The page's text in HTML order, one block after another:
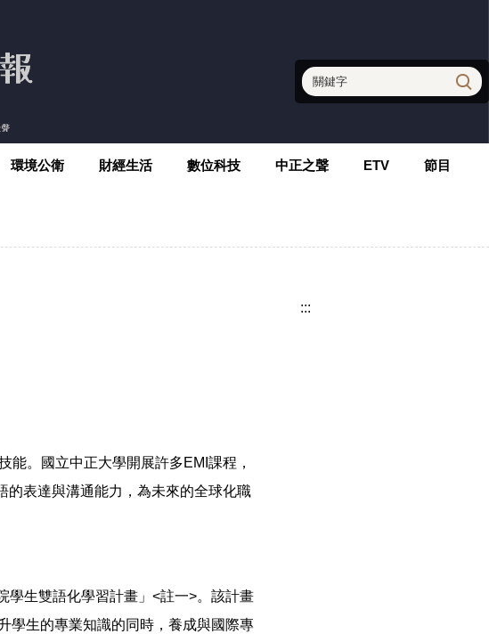
環境公衛 財經生活 數位科技 中正之聲 ETV 節目
能。國立中正大學開展許多EMI課程，
的表達與溝通能力，為未來的全球化職
學生雙語化學習計畫」<註一>。該計畫
學生的專業知識的同時，養成與國際專
:::